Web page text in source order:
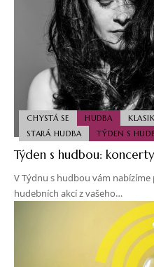
CHYSTÁ SE HUDBA
STARÁ HUDBA
TÝDEN S
Týden s hudbou:
V Týdnu s hudbou vám nabízíme
hudebních akcí z vašeho…